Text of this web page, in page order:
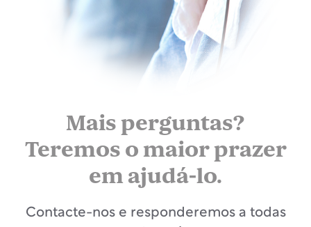
Mais perguntas?
Teremos o maior prazer
em ajudá-lo.
Contacte-nos e responderemos a todas